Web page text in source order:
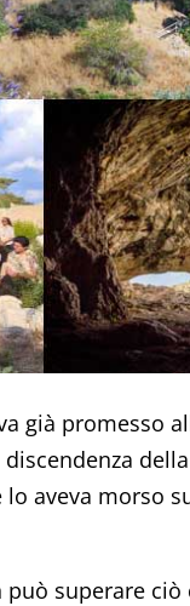
già promesso
aveva morso
superare